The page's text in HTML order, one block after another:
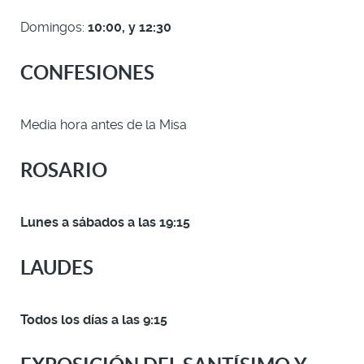
Domingos: 10:00, y 12:30
CONFESIONES
Media hora antes de la Misa
ROSARIO
Lunes a sábados a las 19:15
LAUDES
Todos los días a las 9:15